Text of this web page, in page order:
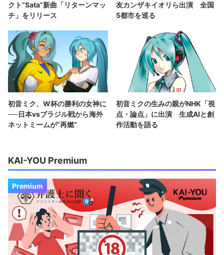
クト“Sata”新曲「リターンマッ
チ」をリリース
友カンザキイオリら出演 全国
5都市を巡る
初音ミク、W杯の勝利の女神に
──日本vsブラジル戦から海外
ネットミームが“再燃”
初音ミクの生みの親がNHK「視
点・論点」に出演 生成AIと創
作活動を語る
KAI-YOU Premium
Premium